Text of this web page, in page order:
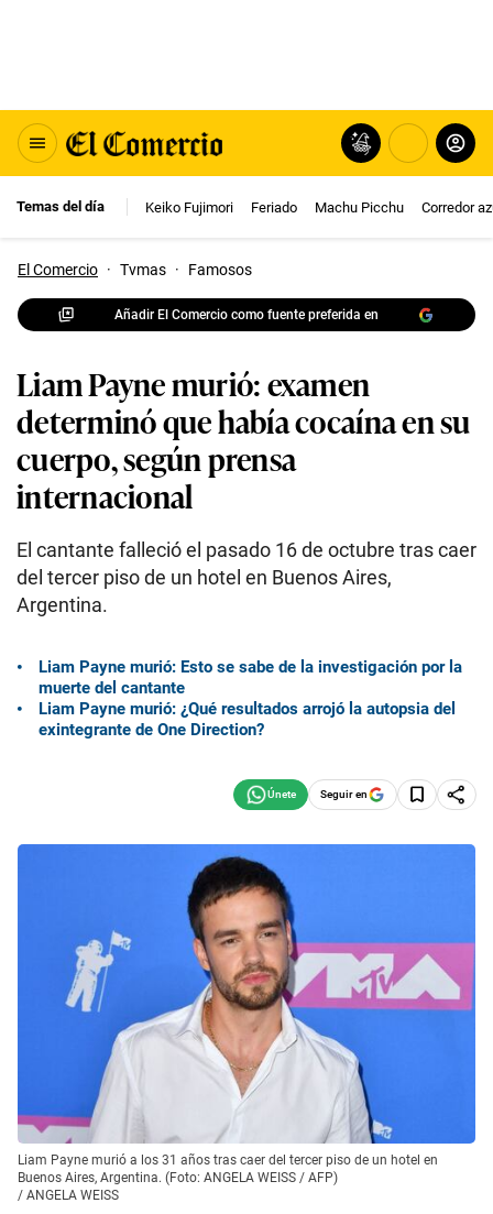
Temas del día Keiko Fujimori Feriado Machu Picchu Corredor
El Comercio · Tvmas · Famosos
Añadir El Comercio como fuente preferida en
Liam Payne murió: examen
determinó que había cocaína en su
cuerpo, según prensa
internacional
El cantante falleció el pasado 16 de octubre tras caer
del tercer piso de un hotel en Buenos Aires,
Argentina.
Liam Payne murió: Esto se sabe de la investigación por la
muerte del cantante
Liam Payne murió: ¿Qué resultados arrojó la autopsia del
exintegrante de One Direction?
Seguir en
Liam Payne murió a los 31 años tras caer del tercer piso de un hotel en
Buenos Aires, Argentina. (Foto: ANGELA WEISS / AFP)
/ ANGELA WEISS